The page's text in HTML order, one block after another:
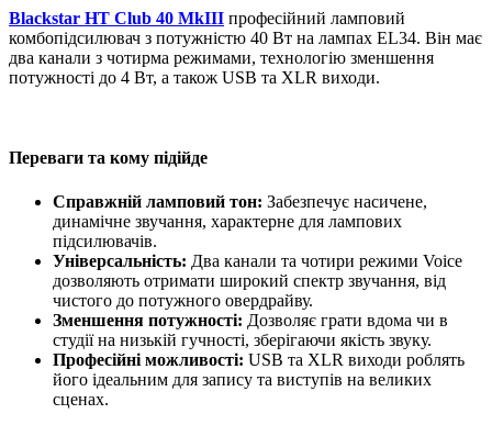
Blackstar HT Club 40 MkIII професійний ламповий
комбопідсилювач з потужністю 40 Вт на лампах EL34. Він має
два канали з чотирма режимами, технологію зменшення
потужності до 4 Вт, а також USB та XLR виходи.
Переваги та кому підійде
Справжній ламповий тон: Забезпечує насичене,
динамічне звучання, характерне для лампових
підсилювачів.
Універсальність: Два канали та чотири режими Voice
дозволяють отримати широкий спектр звучання, від
чистого до потужного овердрайву.
Зменшення потужності: Дозволяє грати вдома чи в
студії на низькій гучності, зберігаючи якість звуку.
Професійні можливості: USB та XLR виходи роблять
його ідеальним для запису та виступів на великих
сценах.